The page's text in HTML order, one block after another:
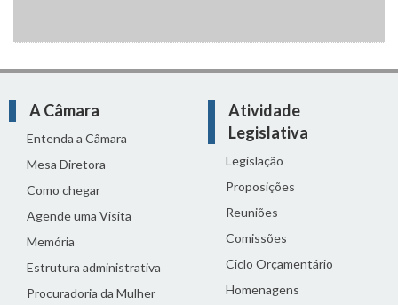
A Câmara
Entenda a Câmara
Mesa Diretora
Como chegar
Agende uma Visita
Memória
Estrutura administrativa
Procuradoria da Mulher
Atividade
Legislativa
Legislação
Proposições
Reuniões
Comissões
Ciclo Orçamentário
Homenagens